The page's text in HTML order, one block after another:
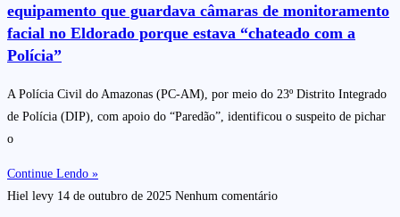
equipamento que guardava câmaras de monitoramento
facial no Eldorado porque estava “chateado com a
Polícia”
A Polícia Civil do Amazonas (PC-AM), por meio do 23º Distrito Integrado
de Polícia (DIP), com apoio do “Paredão”, identificou o suspeito de pichar
o
Continue Lendo »
Hiel levy 14 de outubro de 2025 Nenhum comentário